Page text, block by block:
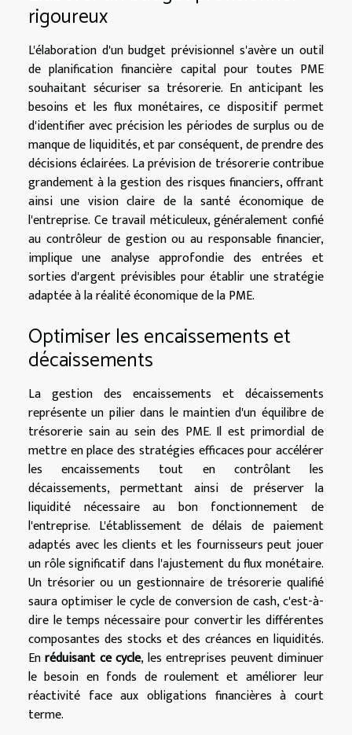
rigoureux
L'élaboration d'un budget prévisionnel s'avère un outil
de planification financière capital pour toutes PME
souhaitant sécuriser sa trésorerie. En anticipant les
besoins et les flux monétaires, ce dispositif permet
d'identifier avec précision les périodes de surplus ou de
manque de liquidités, et par conséquent, de prendre des
décisions éclairées. La prévision de trésorerie contribue
grandement à la gestion des risques financiers, offrant
ainsi une vision claire de la santé économique de
l'entreprise. Ce travail méticuleux, généralement confié
au contrôleur de gestion ou au responsable financier,
implique une analyse approfondie des entrées et
sorties d'argent prévisibles pour établir une stratégie
adaptée à la réalité économique de la PME.
Optimiser les encaissements et
décaissements
La gestion des encaissements et décaissements
représente un pilier dans le maintien d'un équilibre de
trésorerie sain au sein des PME. Il est primordial de
mettre en place des stratégies efficaces pour accélérer
les encaissements tout en contrôlant les
décaissements, permettant ainsi de préserver la
liquidité nécessaire au bon fonctionnement de
l'entreprise. L'établissement de délais de paiement
adaptés avec les clients et les fournisseurs peut jouer
un rôle significatif dans l'ajustement du flux monétaire.
Un trésorier ou un gestionnaire de trésorerie qualifié
saura optimiser le cycle de conversion de cash, c'est-à-
dire le temps nécessaire pour convertir les différentes
composantes des stocks et des créances en liquidités.
Enréduisant ce cycle, les entreprises peuvent diminuer
le besoin en fonds de roulement et améliorer leur
réactivité face aux obligations financières à court
terme.